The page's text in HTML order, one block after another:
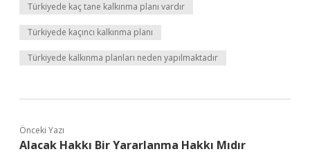
Türkiyede kaç tane kalkınma planı vardır
Türkiyede kaçıncı kalkınma planı
Türkiyede kalkınma planları neden yapılmaktadır
Önceki Yazı
Alacak Hakkı Bir Yararlanma Hakkı Mıdır